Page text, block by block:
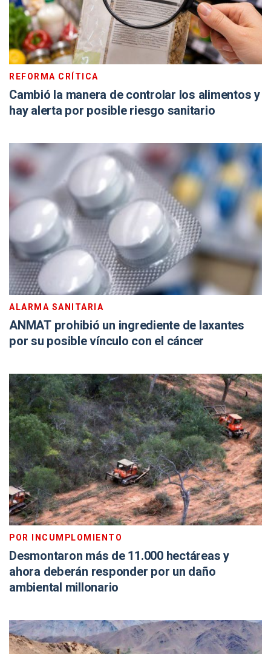
REFORMA CRÍTICA
Cambió la manera de controlar los alimentos y
hay alerta por posible riesgo sanitario
ALARMA SANITARIA
ANMAT prohibió un ingrediente de laxantes
por su posible vínculo con el cáncer
POR INCUMPLOMIENTO
Desmontaron más de 11.000 hectáreas y
ahora deberán responder por un daño
ambiental millonario